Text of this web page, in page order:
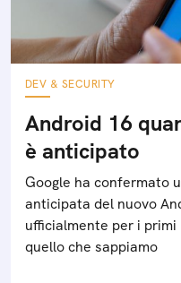
DEV & SECURITY
Android 16
è anticipato
Google ha confermato
anticipata del nuovo
ufficialmente per i
quello che sappiamo